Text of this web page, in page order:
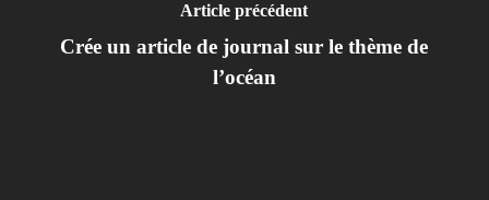
Article précédent
Crée un article de journal sur le thème de
l’océan